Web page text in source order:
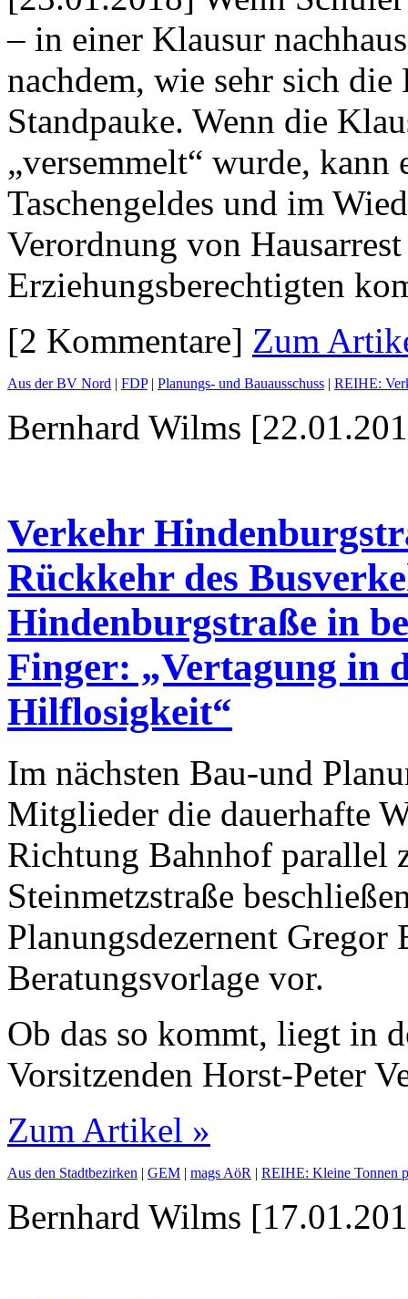
– in einer Klausur
nachdem, wie sehr sich
Standpauke. Wenn die
„versemmelt“ wurde, kann
Taschengeldes und im
Verordnung von
Erziehungsberechtigten
[2 Kommentare] Zum
Aus der BV Nord | FDP| Planungs- und Bauausschuss | REIHE:
Bernhard Wilms
Verkehr
Rückkehr des
Hindenburgstraße in
Finger: „Vertagung in
Hilflosigkeit“
Im nächsten Bau-und
Mitglieder die dauerhafte
Richtung Bahnhof parallel
Steinmetzstraße
Planungsdezernent Gregor
Beratungsvorlage vor.
Ob das so kommt, liegt in
Vorsitzenden Horst-Peter
Zum Artikel »
Aus den Stadtbezirken | GEM | mags AöR | REIHE: Kleine Tonnen
Bernhard Wilms